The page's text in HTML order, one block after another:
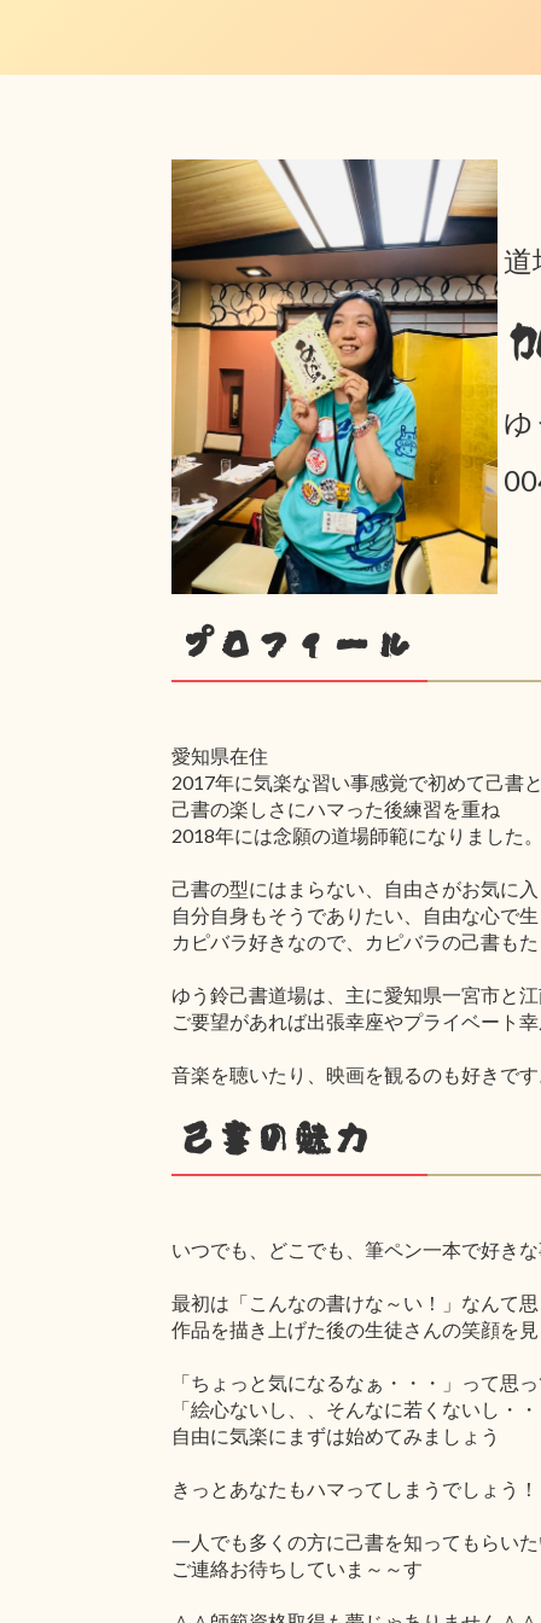
道
ゆ
プロフィール
愛知県在住
2017年に気楽な習い事感覚で初めて己書
己書の楽しさにハマった後練習を重ね
2018年には念願の道場師範になりました
己書の型にはまらない、自由さがお気に
自分自身もそうでありたい、自由な心で
カピバラ好きなので、カピバラの己書も
ゆう鈴己書道場は、主に愛知県一宮市と
ご要望があれば出張幸座やプライベート
音楽を聴いたり、映画を観るのも好きで
己書の魅力
いつでも、どこでも、筆ペン一本で好き
最初は「こんなの書けな～い！」なんて
作品を描き上げた後の生徒さんの笑顔を
「ちょっと気になるなぁ・・・」って思
「絵心ないし、、そんなに若くないし・
自由に気楽にまずは始めてみましょう
きっとあなたもハマってしまうでしょう！
一人でも多くの方に己書を知ってもらい
ご連絡お待ちしていま～～す